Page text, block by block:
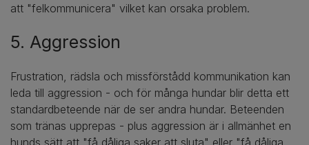
att "felkommunicera" vilket kan orsaka problem.
5. Aggression
Frustration, rädsla och missförstådd kommunikation kan
leda till aggression - och för många hundar blir detta ett
standardbeteende när de ser andra hundar. Beteenden
som tränas upprepas - plus aggression är i allmänhet en